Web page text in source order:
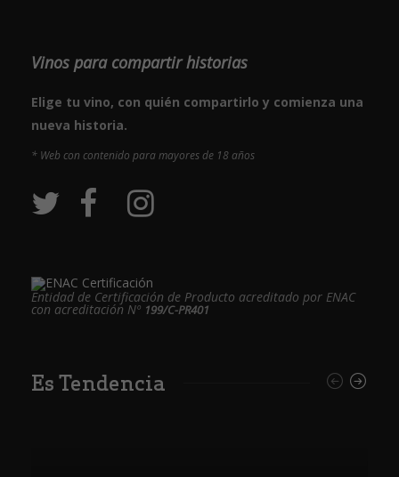
Vinos para compartir historias
Elige tu vino, con quién compartirlo y comienza una
nueva historia.
* Web con contenido para mayores de 18 años
Entidad de Certificación de Producto acreditado por ENAC
con acreditación Nº 199/C-PR401
Es Tendencia